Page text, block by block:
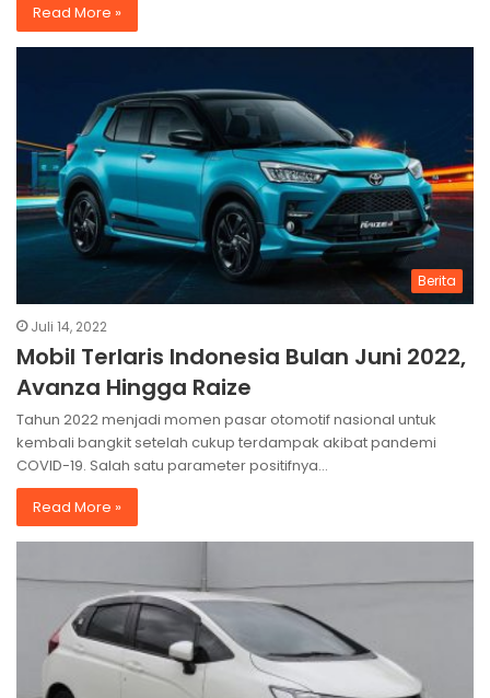
Read More »
Berita
Juli 14, 2022
Mobil Terlaris Indonesia Bulan Juni 2022,
Avanza Hingga Raize
Tahun 2022 menjadi momen pasar otomotif nasional untuk
kembali bangkit setelah cukup terdampak akibat pandemi
COVID-19. Salah satu parameter positifnya…
Read More »